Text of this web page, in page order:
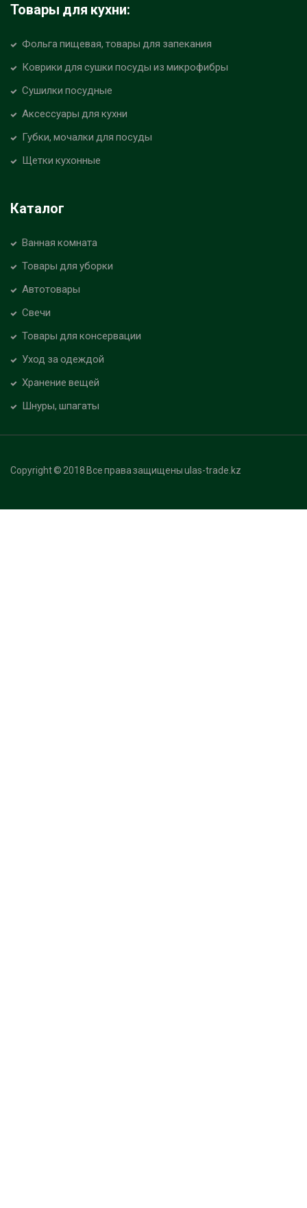
Товары для кухни:
Фольга пищевая, товары для запекания
Коврики для сушки посуды из микрофибры
Сушилки посудные
Аксессуары для кухни
Губки, мочалки для посуды
Щетки кухонные
Каталог
Ванная комната
Товары для уборки
Автотовары
Свечи
Товары для консервации
Уход за одеждой
Хранение вещей
Шнуры, шпагаты
Copyright © 2018 Все права защищены ulas-trade.kz